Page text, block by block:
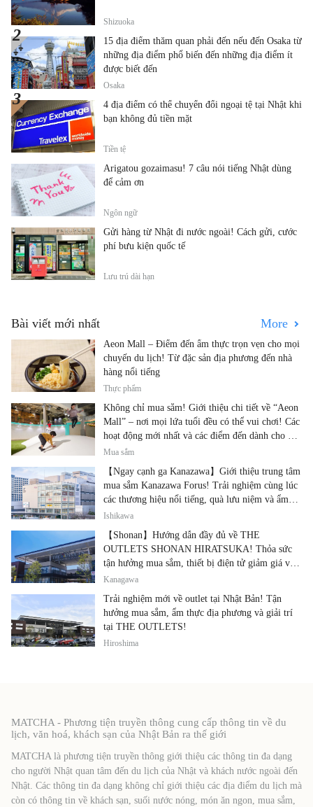
Shizuoka
15 địa điểm thăm quan phải đến nếu đến Osaka từ
những địa điểm phổ biến đến những địa điểm ít
được biết đến
Osaka
4 địa điểm có thể chuyển đổi ngoại tệ tại Nhật khi
bạn không đủ tiền mặt
Tiền tệ
Arigatou gozaimasu! 7 câu nói tiếng Nhật dùng
để cảm ơn
Ngôn ngữ
Gửi hàng từ Nhật đi nước ngoài! Cách gửi, cước
phí bưu kiện quốc tế
Lưu trú dài hạn
Bài viết mới nhất More
Aeon Mall – Điểm đến ẩm thực trọn vẹn cho mọi
chuyến du lịch! Từ đặc sản địa phương đến nhà
hàng nổi tiếng
Thực phẩm
Không chỉ mua sắm! Giới thiệu chi tiết về “Aeon
Mall” – nơi mọi lứa tuổi đều có thể vui chơi! Các
hoạt động mới nhất và các điểm đến dành cho gia
đình.
Mua sắm
【Ngay cạnh ga Kanazawa】Giới thiệu trung tâm
mua sắm Kanazawa Forus! Trải nghiệm cùng lúc
các thương hiệu nổi tiếng, quà lưu niệm và ẩm
thực địa phương
Ishikawa
【Shonan】Hướng dẫn đầy đủ về THE
OUTLETS SHONAN HIRATSUKA! Thỏa sức
tận hưởng mua sắm, thiết bị điện tử giảm giá và
ẩm thực địa phương tại cùng một địa điểm!
Kanagawa
Trải nghiệm mới về outlet tại Nhật Bản! Tận
hưởng mua sắm, ẩm thực địa phương và giải trí
tại THE OUTLETS!
Hiroshima
MATCHA - Phương tiện truyền thông cung cấp thông tin về du
lịch, văn hoá, khách sạn của Nhật Bản ra thế giới
MATCHA là phương tiện truyền thông giới thiệu các thông tin đa dạng
cho người Nhật quan tâm đến du lịch của Nhật và khách nước ngoài đến
Nhật. Các thông tin đa dạng không chỉ giới thiệu các địa điểm du lịch mà
còn có thông tin về khách sạn, suối nước nóng, món ăn ngon, mua sắm,